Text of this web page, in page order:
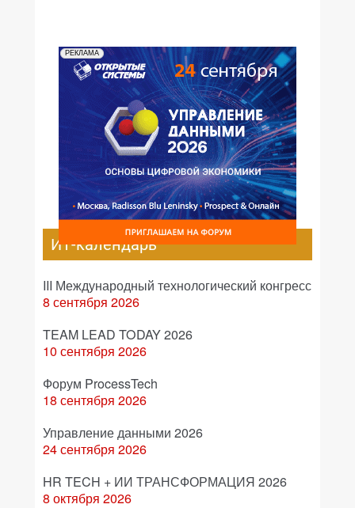
РЕКЛАМА
ИТ-календарь
III Международный технологический конгресс
8 сентября 2026
TEAM LEAD TODAY 2026
10 сентября 2026
Форум ProcessTech
18 сентября 2026
Управление данными 2026
24 сентября 2026
HR TECH + ИИ ТРАНСФОРМАЦИЯ 2026
8 октября 2026